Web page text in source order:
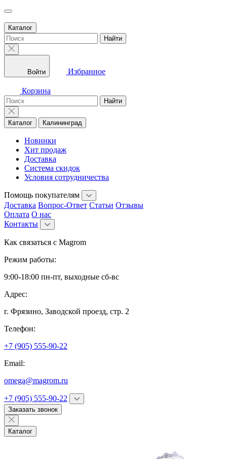
Каталог
Найти
Войти Избранное
Корзина
Найти
Каталог Калининград
Новинки
Хит продаж
Доставка
Система скидок
Условия сотрудничества
Помощь покупателям
Доставка Вопрос-Ответ Статьи Отзывы
Оплата О нас
Контакты
Как связаться с Magrom
Режим работы:
9:00-18:00 пн-пт, выходные сб-вс
Адрес:
г. Фрязино, Заводской проезд, стр. 2
Телефон:
+7 (905) 555-90-22
Email:
omega@magrom.ru
+7 (905) 555-90-22
Заказать звонок
Каталог